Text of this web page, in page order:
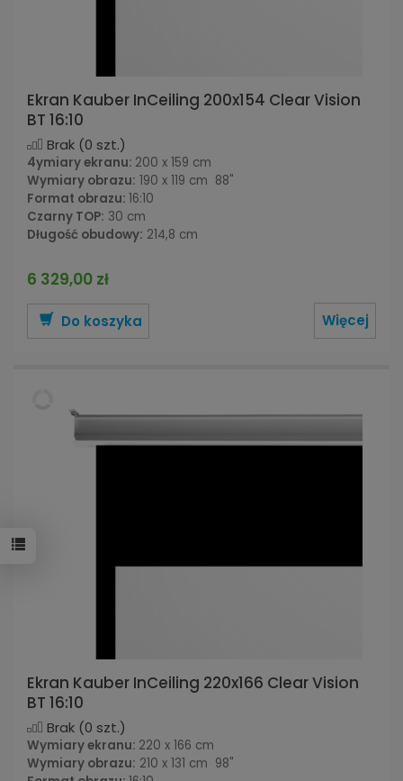
Ekran Kauber InCeiling 200x154 Clear Vision
BT 16:10
Brak (0 szt.)
4ymiary ekranu: 200 x 159 cm
Wymiary obrazu: 190 x 119 cm 88"
Format obrazu: 16:10
Czarny TOP: 30 cm
Długość obudowy: 214,8 cm
6 329,00 zł
Do koszyka Więcej
Ekran Kauber InCeiling 220x166 Clear Vision
BT 16:10
Brak (0 szt.)
Wymiary ekranu: 220 x 166 cm
Wymiary obrazu: 210 x 131 cm 98"